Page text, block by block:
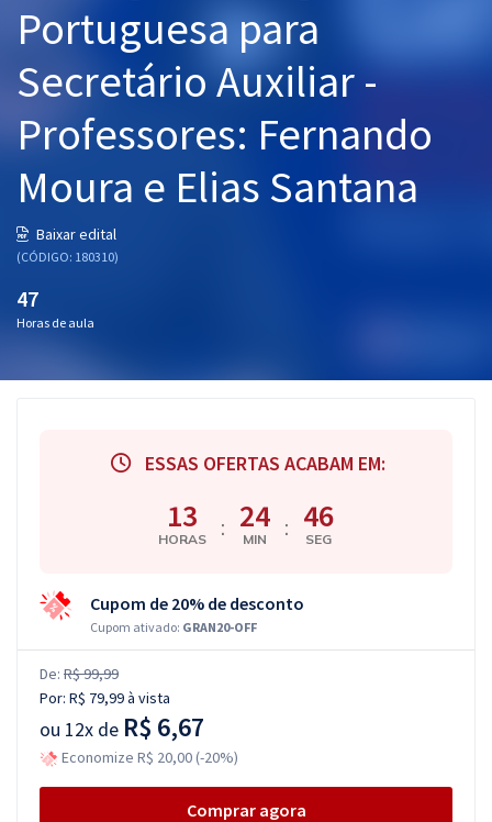
Questões grátis
Conteúdo gratuito
Aprovados
Atendimento
Portuguesa para
Secretário Auxiliar -
Professores: Fernando
Moura e Elias Santana
Baixar edital
(CÓDIGO: 180310)
47
Horas de aula
ESSAS OFERTAS ACABAM EM:
13
HORAS : 24
MIN : 45
SEG
Cupom de 20% de desconto
Cupom ativado: GRAN20-OFF
De: R$ 99,99
Por: R$ 79,99à vista
ou 12x de R$ 6,67
Economize R$ 20,00 (-20%)
Comprar agora